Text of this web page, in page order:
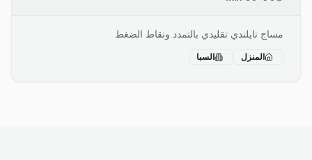
مساج تايلندي تقليدي بالتمدد ونقاط الضغط
المنزل السبا